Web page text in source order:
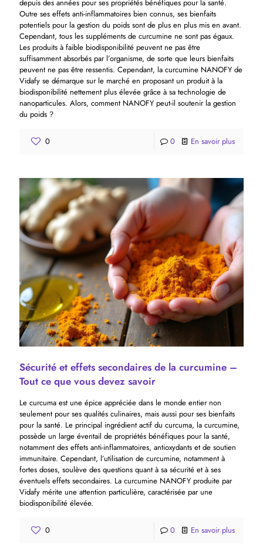
depuis des années pour ses propriétés bénéfiques pour la santé.
Outre ses effets anti-inflammatoires bien connus, ses bienfaits
potentiels pour la gestion du poids sont de plus en plus mis en avant.
Cependant, tous les suppléments de curcumine ne sont pas égaux.
Les produits à faible biodisponibilité peuvent ne pas être
suffisamment absorbés par l’organisme, de sorte que leurs bienfaits
peuvent ne pas être ressentis. Cependant, la curcumine NANOFY de
Vidafy se démarque sur le marché en proposant un produit à la
biodisponibilité nettement plus élevée grâce à sa technologie de
nanoparticules. Alors, comment NANOFY peut-il soutenir la gestion
du poids ?
0 0 En savoir plus
Sécurité et effets secondaires de la curcumine –
Tout ce que vous devez savoir
Le curcuma est une épice appréciée dans le monde entier non
seulement pour ses qualités culinaires, mais aussi pour ses bienfaits
pour la santé. Le principal ingrédient actif du curcuma, la curcumine,
possède un large éventail de propriétés bénéfiques pour la santé,
notamment des effets anti-inflammatoires, antioxydants et de soutien
immunitaire. Cependant, l’utilisation de curcumine, notamment à
fortes doses, soulève des questions quant à sa sécurité et à ses
éventuels effets secondaires. La curcumine NANOFY produite par
Vidafy mérite une attention particulière, caractérisée par une
biodisponibilité élevée.
0 0 En savoir plus